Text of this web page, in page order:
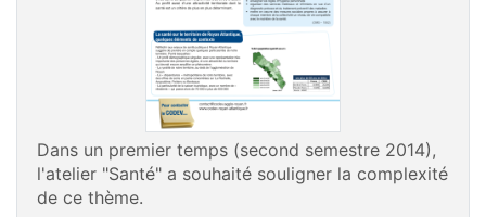
Dans un premier temps (second semestre 2014),
l'atelier "Santé" a souhaité souligner la complexité
de ce thème.